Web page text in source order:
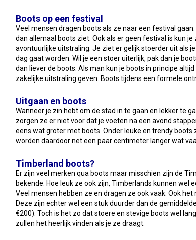
Boots op een festival
Veel mensen dragen boots als ze naar een festival
dan allemaal boots ziet. Ook als er geen festival is kun
avontuurlijke uitstraling. Je ziet er gelijk stoerder uit als
dag gaat worden. Wil je een stoer uiterlijk, pak dan je
dan liever de boots. Als man kun je boots in principe
zakelijke uitstraling geven. Boots tijdens een formele
Uitgaan en boots
Wanneer je zin hebt om de stad in te gaan en lekker te
zorgen ze er niet voor dat je voeten na een avond
eens wat groter met boots. Onder leuke en trendy
worden daardoor net een paar centimeter langer wat
Timberland boots?
Er zijn veel merken qua boots maar misschien zijn de
bekende. Hoe leuk ze ook zijn, Timberlands kunnen wel
Veel mensen hebben ze en dragen ze ook vaak. Ook
Deze zijn echter wel een stuk duurder dan de
€200). Toch is het zo dat stoere en stevige boots wel
zullen het heerlijk vinden als je ze draagt.